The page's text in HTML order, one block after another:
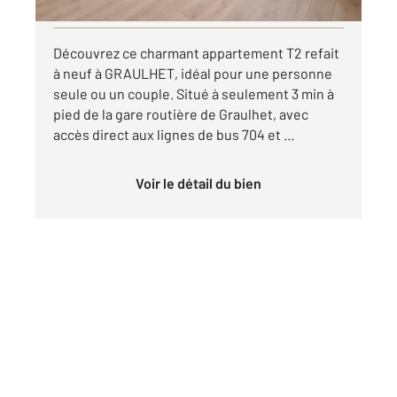
Découvrez ce charmant appartement T2 refait
à neuf à GRAULHET, idéal pour une personne
seule ou un couple. Situé à seulement 3 min à
pied de la gare routière de Graulhet, avec
accès direct aux lignes de bus 704 et ...
Voir le détail du bien